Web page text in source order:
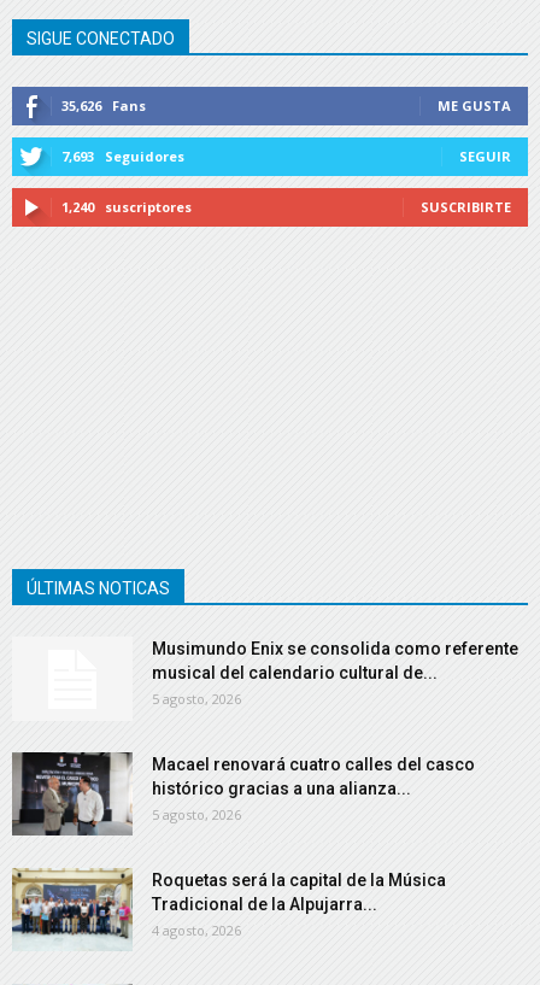
SIGUE CONECTADO
35,626 Fans ME GUSTA
7,693 Seguidores SEGUIR
1,240 suscriptores SUSCRIBIRTE
ÚLTIMAS NOTICAS
Musimundo Enix se consolida como referente
musical del calendario cultural de...
5 agosto, 2026
Macael renovará cuatro calles del casco
histórico gracias a una alianza...
5 agosto, 2026
Roquetas será la capital de la Música
Tradicional de la Alpujarra...
4 agosto, 2026